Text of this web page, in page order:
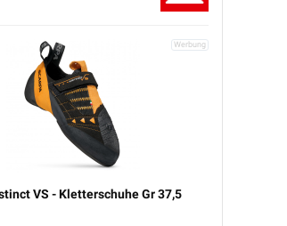
VS - Kletterschuhe Gr 37,5